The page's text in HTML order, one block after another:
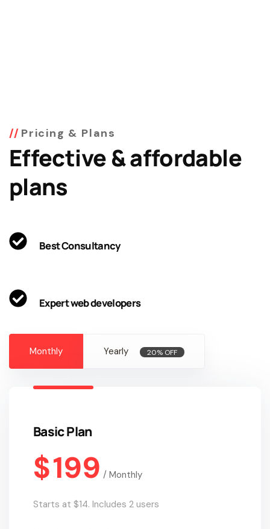
Pricing & Plans
Effective & affordable
plans
Best Consultancy
Expert web developers
Monthly Yearly 20% OFF
Basic Plan
$199 / Monthly
Starts at $14. Includes 2 users